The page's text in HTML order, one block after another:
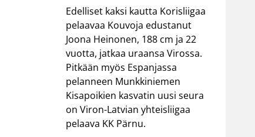
Edelliset kaksi kautta Korisliigaa
pelaavaa Kouvoja edustanut
Joona Heinonen, 188 cm ja 22
vuotta, jatkaa uraansa Virossa.
Pitkään myös Espanjassa
pelanneen Munkkiniemen
Kisapoikien kasvatin uusi seura
on Viron-Latvian yhteisliigaa
pelaava KK Pärnu.